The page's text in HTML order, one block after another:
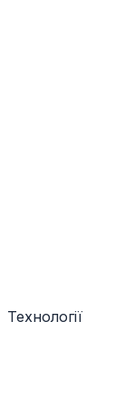
Технології